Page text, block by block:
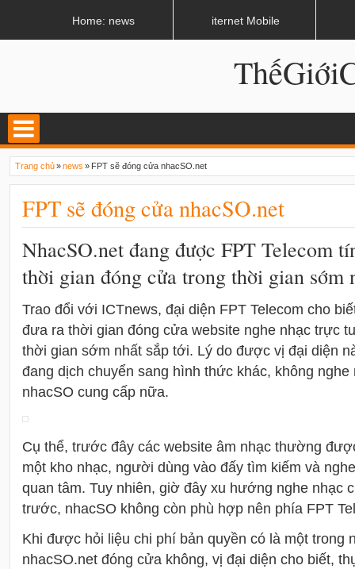
Trang chủ»news » FPT sẽ đóng cửa nhacSO.net
FPT sẽ đóng cửa nhacSO.net
NhacSO.net đang được FPT Telecom
thời gian đóng cửa trong thời gian sớm
Trao đổi với ICTnews, đại diện FPT Telecom cho
đưa ra thời gian đóng cửa website nghe nhạc trực
thời gian sớm nhất sắp tới. Lý do được vị đại diện
đang dịch chuyển sang hình thức khác, không
nhacSO cung cấp nữa.
Cụ thể, trước đây các website âm nhạc thường
một kho nhạc, người dùng vào đấy tìm kiếm và
quan tâm. Tuy nhiên, giờ đây xu hướng nghe nhạc
trước, nhacSO không còn phù hợp nên phía FPT
Khi được hỏi liệu chi phí bản quyền có là một trong
nhacSO.net đóng cửa không, vị đại diện cho biết,
Home: news iternet Mobile